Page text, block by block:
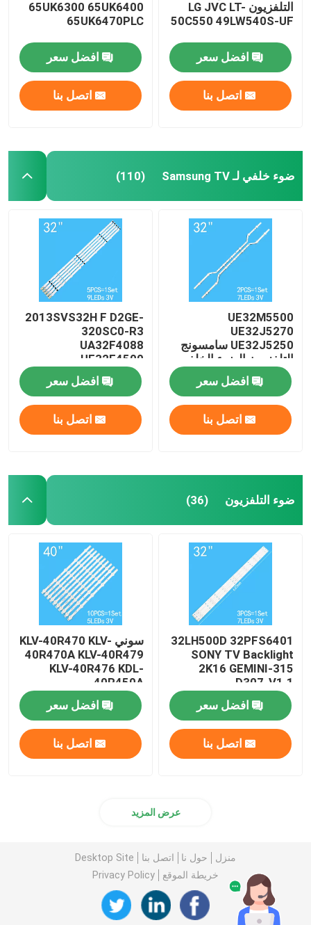
التلفزيون LG JVC LT-
50C550 49LW540S-UF
افضل سعر
اتصل بنا
65UK6300 65UK6400
65UK6470PLC
افضل سعر
اتصل بنا
ضوء خلفي لـ Samsung TV (110)
UE32M5500
UE32J5270
UE32J5250 سامسونج
التلفزيون الضوء الخلفي
LM41-00134A LM41-
00147A افضل سعر
اتصل بنا
2013SVS32H F D2GE-
320SC0-R3
UA32F4088
UE32F4500
UE32F5300
افضل سعر
اتصل بنا
ضوء التلفزيون (36)
32LH500D 32PFS6401
SONY TV Backlight
2K16 GEMINI-315
D307-V1.1
1B8540000EB0
افضل سعر
اتصل بنا
سوني KLV-40R470 KLV-
40R470A KLV-40R479
KLV-40R476 KDL-
40R450A
افضل سعر
اتصل بنا
عرض المزيد
منزل حول نا اتصل بنا
Desktop Site
خريطة الموقع
Privacy Policy